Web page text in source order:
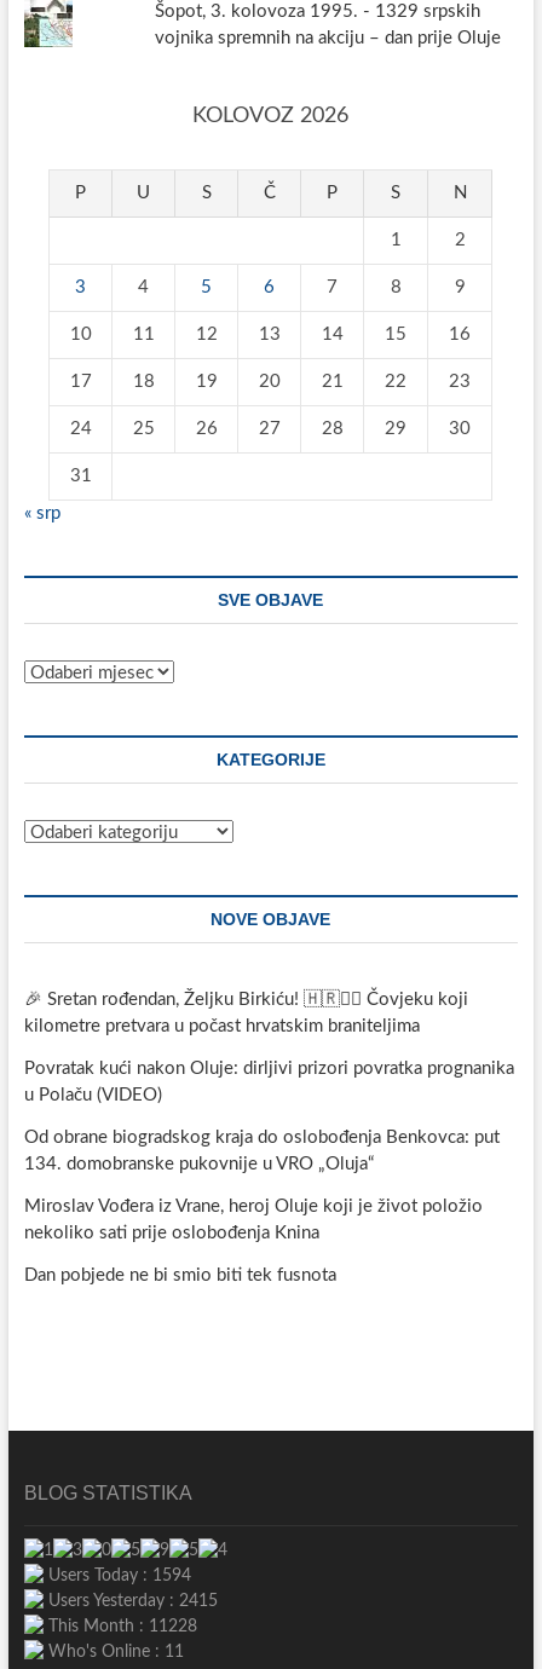
Šopot, 3. kolovoza 1995. - 1329 srpskih
vojnika spremnih na akciju – dan prije Oluje
KOLOVOZ 2026
P U S Č P S N
1 2
3 4 5 6 7 8 9
10 11 12 13 14 15 16
17 18 19 20 21 22 23
24 25 26 27 28 29 30
31
« srp
SVE OBJAVE
Sve
KATEGORIJE
Kategorije
NOVE OBJAVE
🎉 Sretan rođendan, Željku Birkiću! 🇭🇷🏃‍♂️ Čovjeku koji
kilometre pretvara u počast hrvatskim braniteljima
Povratak kući nakon Oluje: dirljivi prizori povratka prognanika
u Polaču (VIDEO)
Od obrane biogradskog kraja do oslobođenja Benkovca: put
134. domobranske pukovnije u VRO „Oluja“
Miroslav Vođera iz Vrane, heroj Oluje koji je život položio
nekoliko sati prije oslobođenja Knina
Dan pobjede ne bi smio biti tek fusnota
BLOG STATISTIKA
Users Today : 1594
Users Yesterday : 2415
This Month : 11228
Who's Online : 11